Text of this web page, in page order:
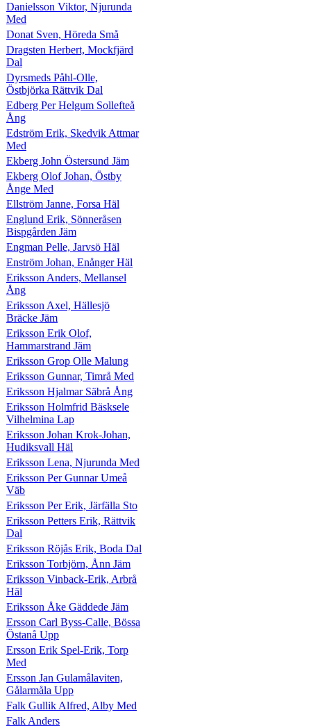
Danielsson Viktor, Njurunda
Med
Donat Sven, Höreda Små
Dragsten Herbert, Mockfjärd
Dal
Dyrsmeds Påhl-Olle,
Östbjörka Rättvik Dal
Edberg Per Helgum Sollefteå
Ång
Edström Erik, Skedvik Attmar
Med
Ekberg John Östersund Jäm
Ekberg Olof Johan, Östby
Ånge Med
Ellström Janne, Forsa Häl
Englund Erik, Sönneråsen
Bispgården Jäm
Engman Pelle, Jarvsö Häl
Enström Johan, Enånger Häl
Eriksson Anders, Mellansel
Ång
Eriksson Axel, Hällesjö
Bräcke Jäm
Eriksson Erik Olof,
Hammarstrand Jäm
Eriksson Grop Olle Malung
Eriksson Gunnar, Timrå Med
Eriksson Hjalmar Säbrå Ång
Eriksson Holmfrid Bäsksele
Vilhelmina Lap
Eriksson Johan Krok-Johan,
Hudiksvall Häl
Eriksson Lena, Njurunda Med
Eriksson Per Gunnar Umeå
Väb
Eriksson Per Erik, Järfälla Sto
Eriksson Petters Erik, Rättvik
Dal
Eriksson Röjås Erik, Boda Dal
Eriksson Torbjörn, Ånn Jäm
Eriksson Vinback-Erik, Arbrå
Häl
Eriksson Åke Gäddede Jäm
Ersson Carl Byss-Calle, Bössa
Östanå Upp
Ersson Erik Spel-Erik, Torp
Med
Ersson Jan Gulamålaviten,
Gålarmåla Upp
Falk Gullik Alfred, Alby Med
Falk Anders